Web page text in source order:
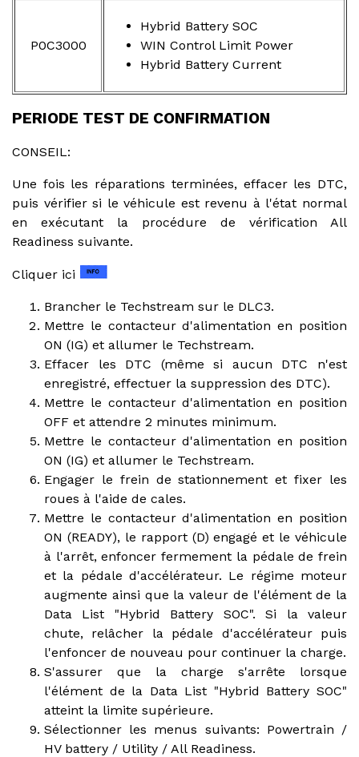
P0C3000
Hybrid Battery SOC
WIN Control Limit Power
Hybrid Battery Current
PERIODE TEST DE CONFIRMATION
CONSEIL:
Une fois les réparations terminées, effacer les DTC,
puis vérifier si le véhicule est revenu à l'état normal
en exécutant la procédure de vérification All
Readiness suivante.
Cliquer ici
Brancher le Techstream sur le DLC3.
Mettre le contacteur d'alimentation en position
ON (IG) et allumer le Techstream.
Effacer les DTC (même si aucun DTC n'est
enregistré, effectuer la suppression des DTC).
Mettre le contacteur d'alimentation en position
OFF et attendre 2 minutes minimum.
Mettre le contacteur d'alimentation en position
ON (IG) et allumer le Techstream.
Engager le frein de stationnement et fixer les
roues à l'aide de cales.
Mettre le contacteur d'alimentation en position
ON (READY), le rapport (D) engagé et le véhicule
à l'arrêt, enfoncer fermement la pédale de frein
et la pédale d'accélérateur. Le régime moteur
augmente ainsi que la valeur de l'élément de la
Data List "Hybrid Battery SOC". Si la valeur
chute, relâcher la pédale d'accélérateur puis
l'enfoncer de nouveau pour continuer la charge.
S'assurer que la charge s'arrête lorsque
l'élément de la Data List "Hybrid Battery SOC"
atteint la limite supérieure.
Sélectionner les menus suivants: Powertrain /
HV battery / Utility / All Readiness.